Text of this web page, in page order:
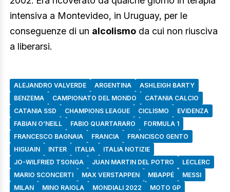
intensiva a Montevideo, in Uruguay, per le
conseguenze di un alcolismo da cui non riusciva
a liberarsi.
ALEJANDRO VALVERDE ARGENTINA
ASHLEIGH BARTY
BENZEMA
CAMPIONATO DEL MONDO
CATANIA CALCIO
CATANIA SSD
CHAMPIONS LEAGUE CICLISMO
EVIDENZA
FABIAN O’NEILL
FABIO QUARTARARO
FORMULA 1
FRANCESCO BAGNAIA
FRANCIA
FRANCISCO GENTO
HIGUAIN
INTER ITALIA
ITALIA NOTIZIE
JO-WILFRIED TSONGA
JUAN MARTIN DEL POTRO
LECLERC
MARIO SCONCERTI
MAX VERSTAPPEN MBAPPÉ
MESSI
MILAN
MINO RAIOLA MONDIALI 2022
MOTO GP